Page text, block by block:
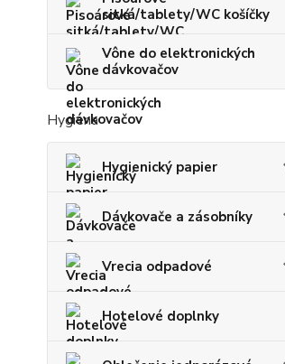
sitká/tablety/WC košíčky
Vône do elektronických
dávkovačov
Hygiena
Hygienický papier
Dávkovače a zásobníky
Vrecia odpadové
Hotelové doplnky